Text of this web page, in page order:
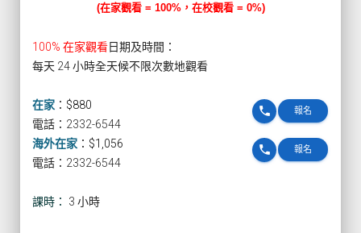
(在家觀看 = 100%，在校觀看 = 0%)
100% 在家觀看日期及時間：
每天 24 小時全天候不限次數地觀看
在家 ： $880 報名
phone
電話：2332-6544
海外在家 ： $1,056 報名
phone
電話：2332-6544
課時： 3 小時